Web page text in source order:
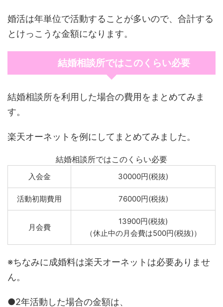
婚活は年単位で活動することが多いので、合計する
とけっこうな金額になります。
結婚相談所ではこのくらい必要
結婚相談所を利用した場合の費用をまとめてみま
す。
楽天オーネットを例にしてまとめてみました。
結婚相談所ではこのくらい必要
入会金 30000円(税抜)
活動初期費用 76000円(税抜)
月会費
13900円(税抜)
（休止中の月会費は500円(税抜)）
※ちなみに成婚料は楽天オーネットは必要ありませ
ん。
●2年活動した場合の金額は、